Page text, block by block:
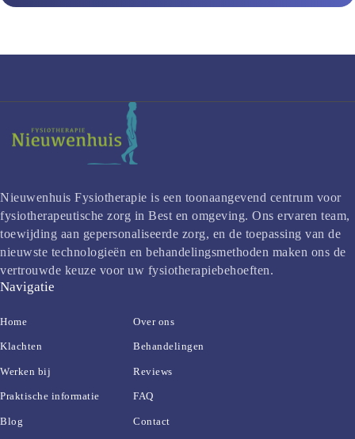
Nieuwenhuis Fysiotherapie is een toonaangevend centrum voor
fysiotherapeutische zorg in Best en omgeving. Ons ervaren team,
toewijding aan gepersonaliseerde zorg, en de toepassing van de
nieuwste technologieën en behandelingsmethoden maken ons de
vertrouwde keuze voor uw fysiotherapiebehoeften.
Navigatie
Home Over ons
Klachten Behandelingen
Werken bij Reviews
Praktische informatie FAQ
Blog Contact